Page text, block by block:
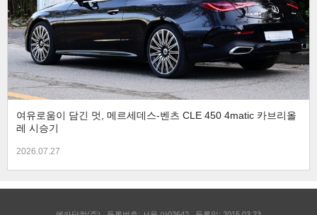
여유로움이 담긴 멋, 메르세데스-벤츠 CLE 450 4matic 카브리올
레 시승기
2026.07.27